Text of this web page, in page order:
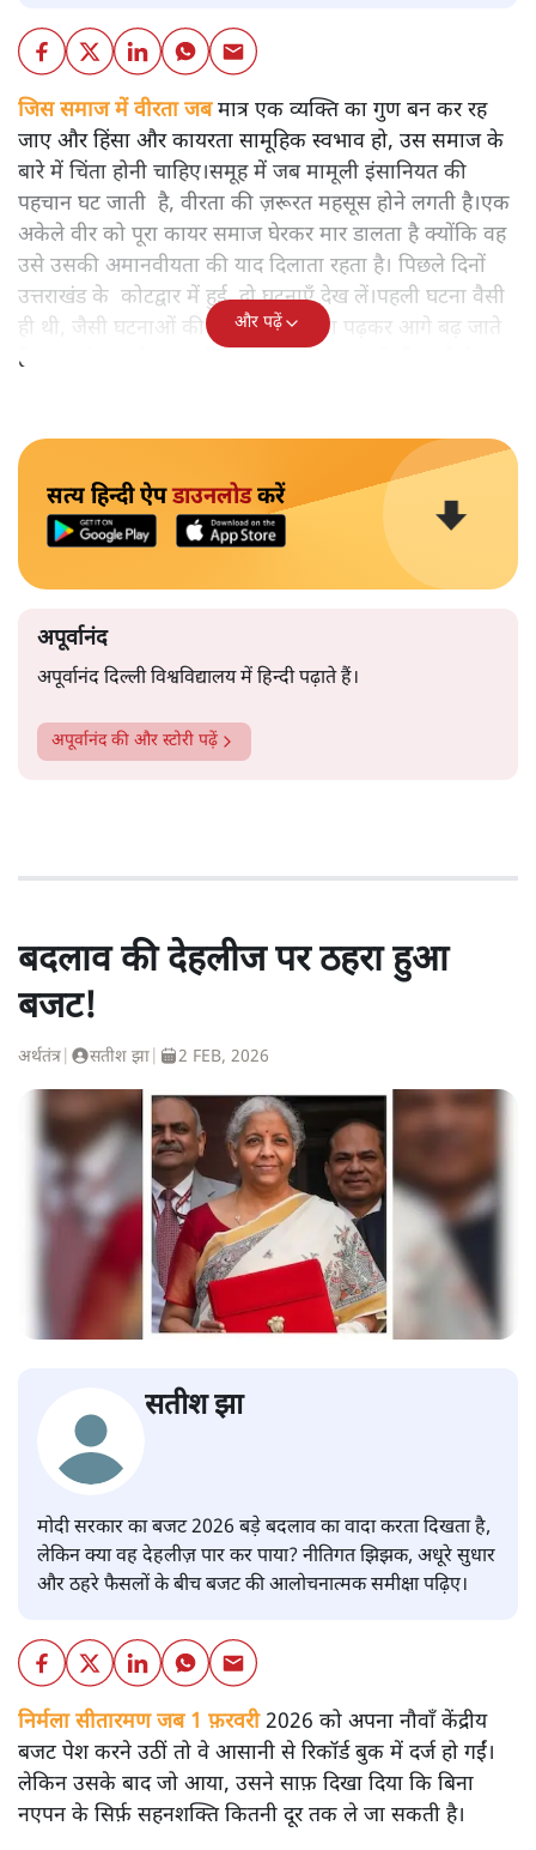
जिस समाज में वीरता जबमात्र एक व्यक्ति का गुण बन कर रह
जाए और हिंसा और कायरता सामूहिक स्वभाव हो, उस समाज के
बारे में चिंता होनी चाहिए।समूह में जब मामूली इंसानियत की
पहचान घट जाती है, वीरता की ज़रूरत महसूस होने लगती है।एक
अकेले वीर को पूरा कायर समाज घेरकर मार डालता है क्योंकि वह
उसे उसकी अमानवीयता की याद दिलाता रहता है। पिछले दिनों
उत्तराखंड के कोटद्वार में हुई दो घटनाएँ देख लें।पहली घटना वैसी
ही थी, जैसी घटनाओं की खबर हम रोज़ाना पढ़कर आगे बढ़ जाते
हैं।भारत के तक़रीबन हर हिस्से से ऐसी खबर आती ही रहती है।
और पढ़ें
सत्य हिन्दी ऐपडाउनलोडकरें
अपूर्वानंद
अपूर्वानंद दिल्ली विश्वविद्यालय में हिन्दी पढ़ाते हैं।
अपूर्वानंदकी और स्टोरी पढ़ें
बदलाव की देहलीज पर ठहरा हुआ
बजट!
अर्थतंत्र सतीश झा 2 FEB, 2026
सतीश झा
मोदी सरकार का बजट 2026 बड़े बदलाव का वादा करता दिखता है,
लेकिन क्या वह देहलीज़ पार कर पाया? नीतिगत झिझक, अधूरे सुधार
और ठहरे फैसलों के बीच बजट की आलोचनात्मक समीक्षा पढ़िए।
निर्मला सीतारमण जब 1 फ़रवरी2026 को अपना नौवाँ केंद्रीय
बजट पेश करने उठीं तो वे आसानी से रिकॉर्ड बुक में दर्ज हो गईं।
लेकिन उसके बाद जो आया, उसने साफ़ दिखा दिया कि बिना
नएपन के सिर्फ़ सहनशक्ति कितनी दूर तक ले जा सकती है।